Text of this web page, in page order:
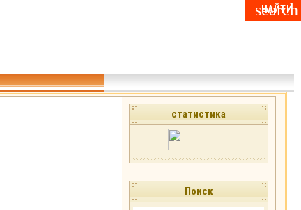
статистика
Поиск